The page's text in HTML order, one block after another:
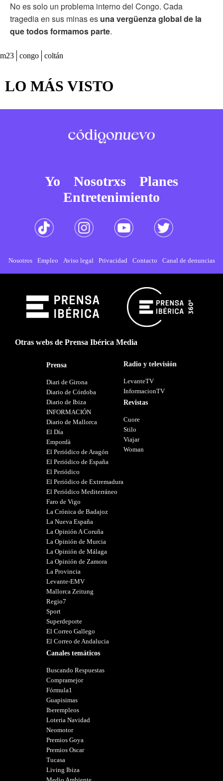
No es solo un problema interno del Congo. Cada
tragedia en sus minas es una vergüenza global de la
que todos formamos parte.
m23 congo coltán
LO MÁS VISTO
Yo Nosotrxs
Planes
Entretenimiento
Nosotros Empleo Aviso legal Privacidad Contacto Canal de denuncias
Otras webs de Prensa Ibérica Media
Prensa
Diari de Girona
Diario de Córdoba
Diario de Ibiza
INFORMACIÓN
Diario de Mallorca
El Día
Empordà
El Periódico de Aragón
El Periódico de España
El Periódico
El Periódico de Extremadura
El Periódico Mediterráneo
Faro de Vigo
La Crónica de Badajoz
La Nueva España
La Opinión A Coruña
La Opinión de Murcia
La Opinión de Málaga
La Opinión de Zamora
La Provincia
Levante-EMV
Mallorca Zeitung
Regio7
Sport
Superdeporte
El Correo Gallego
El Correo de Andalucia
Canales temáticos
Buscando Respuestas
Compramejor
Fórmula1
Guapisimas
Iberempleos
Loteria Navidad
Neomotor
Premios Goya
Premios Oscar
Tucasa
Living Ibiza
Radio y televisión
LevanteTV
InformacionTV
Revistas
Cuore
Stilo
Viajar
Woman